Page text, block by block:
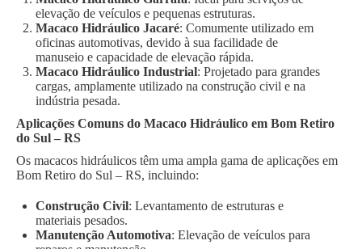
elevação de veículos e pequenas estruturas.
Macaco Hidráulico Jacaré: Comumente utilizado em
oficinas automotivas, devido à sua facilidade de
manuseio e capacidade de elevação rápida.
Macaco Hidráulico Industrial: Projetado para grandes
cargas, amplamente utilizado na construção civil e na
indústria pesada.
Aplicações Comuns do Macaco Hidráulico em Bom Retiro
do Sul – RS
Os macacos hidráulicos têm uma ampla gama de aplicações em
Bom Retiro do Sul – RS, incluindo:
Construção Civil: Levantamento de estruturas e
materiais pesados.
Manutenção Automotiva: Elevação de veículos para